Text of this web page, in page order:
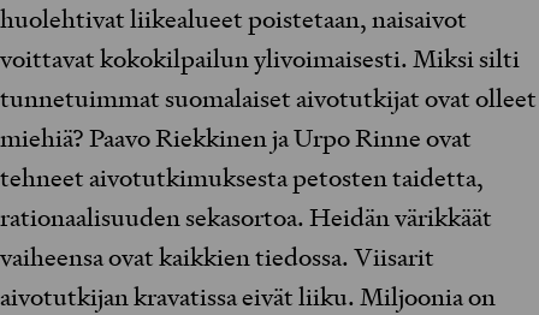
huolehtivat liikealueet poistetaan, naisaivot
voittavat kokokilpailun ylivoimaisesti. Miksi silti
tunnetuimmat suomalaiset aivotutkijat ovat olleet
miehiä? Paavo Riekkinen ja Urpo Rinne ovat
tehneet aivotutkimuksesta petosten taidetta,
rationaalisuuden sekasortoa. Heidän värikkäät
vaiheensa ovat kaikkien tiedossa. Viisarit
aivotutkijan kravatissa eivät liiku. Miljoonia on